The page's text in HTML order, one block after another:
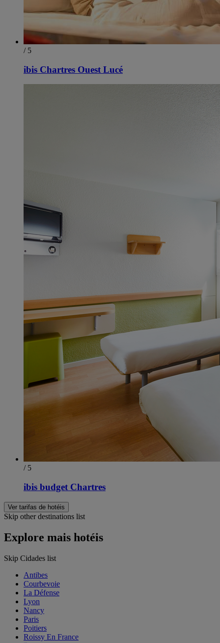
/ 5
ibis Chartres Ouest Lucé
/ 5
ibis budget Chartres
Ver tarifas de hotéis
Skip other destinations list
Explore mais hotéis
Skip Cidades list
Antibes
Courbevoie
La Défense
Lyon
Nancy
Paris
Poitiers
Roissy En France